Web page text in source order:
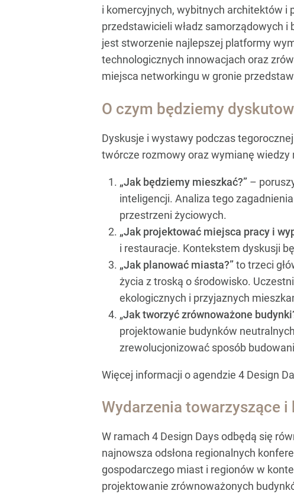
i komercyjnych, wybitnych architektów i
przedstawicieli władz samorządowych
jest stworzenie najlepszej platformy
technologicznych innowacjach oraz
miejsca networkingu w gronie
O czym będziemy
Dyskusje i wystawy podczas
twórcze rozmowy oraz wymianę
„Jak będziemy mieszkać?” –
inteligencji. Analiza tego
przestrzeni życiowych.
„Jak projektować miejsca pracy i
i restauracje. Kontekstem dyskusji
„Jak planować miasta?”to trzeci
życia z troską o środowisko.
ekologicznych i przyjaznych
„Jak tworzyć zrównoważone
projektowanie budynków
zrewolucjonizować sposób
Więcej informacji o agendzie 4 Design
Wydarzenia towarzyszące i
W ramach 4 Design Days odbędą się
najnowsza odsłona regionalnych
gospodarczego miast i regionów w
projektowanie zrównoważonych